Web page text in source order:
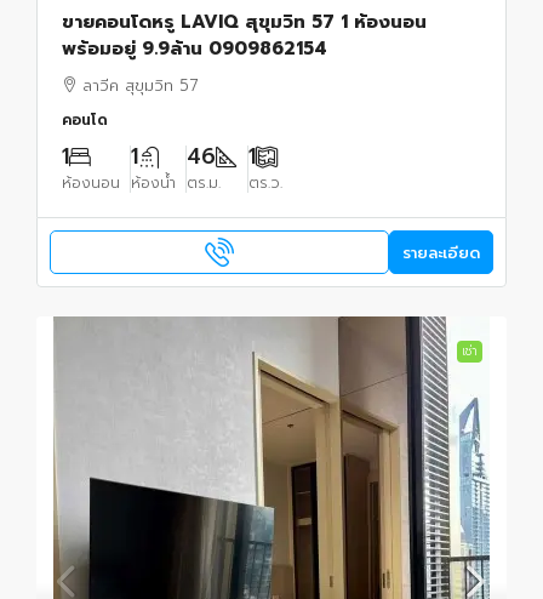
ขายคอนโดหรู LAVIQ สุขุมวิท 57 1 ห้องนอน
พร้อมอยู่ 9.9ล้าน 0909862154
ลาวีค สุขุมวิท 57
คอนโด
1
ห้องนอน
1
ห้องน้ำ
46
ตร.ม.
1
ตร.ว.
รายละเอียด
เช่า